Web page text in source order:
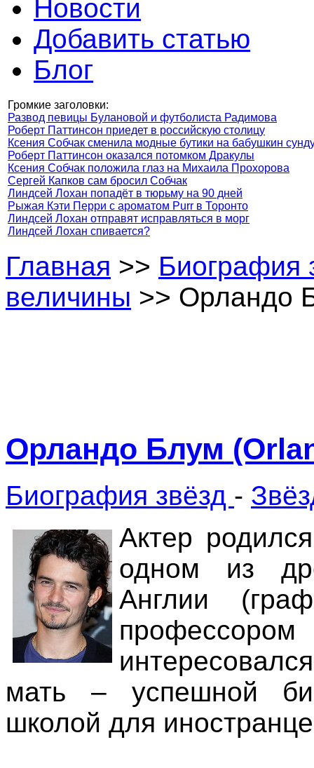
Новости
Добавить статью
Блог
Громкие заголовки:
Развод певицы Булановой и футболиста Радимова
Роберт Паттинсон приедет в российскую столицу
Ксения Собчак сменила модные бутики на бабушкин
Роберт Паттинсон оказался потомком Дракулы
Ксения Собчак положила глаз на Михаила Прохорова
Сергей Капков сам бросил Собчак
Линдсей Лохан попадёт в тюрьму на 90 дней
Рыжая Кэти Перри с ароматом Purr в Торонто
Линдсей Лохан отправят исправляться в морг
Линдсей Лохан спивается?
Главная >> Биография
величины >> Орландо
Орландо Блум
Биография звёзд -
Актер
одном из
Англии
мать – успешной
школой для